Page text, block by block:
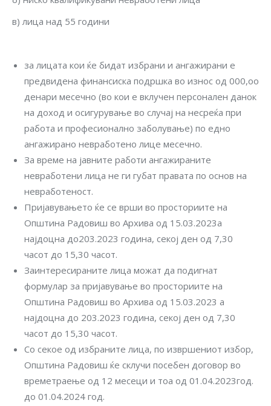
в) лица над 55 години
за лицата кои ќе бидат избрани и ангажирани е
предвидена финансиска подршка во износ од 000,оо
денари месечно (во кои е вклучен персонален данок
на доход и осигурување во случај на несреќа при
работа и професионално заболување) по едно
ангажирано невработено лице месечно.
За време на јавните работи ангажираните
невработени лица не ги губат правата по основ на
невработеност.
Пријавувањето ќе се врши во просториите на
Општина Радовиш во Архива од 15.03.2023а
најдоцна до203.2023 година, секој ден од 7,30
часот до 15,30 часот.
Заинтересираните лица можат да подигнат
формулар за пријавување во просториите на
Општина Радовиш во Архива од 15.03.2023 а
најдоцна до 203.2023 година, секој ден од 7,30
часот до 15,30 часот.
Со секое од избраните лица, по извршениот избор,
Општина Радовиш ќе склучи посебен договор во
времетраење од 12 месеци и тоа од 01.04.2023год.
до 01.04.2024 год.